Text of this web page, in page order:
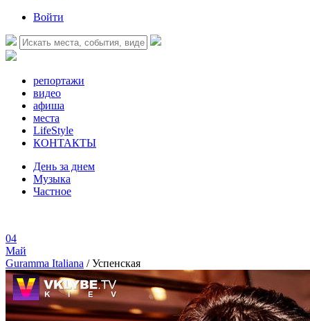
Войти
репортажи
видео
афиша
места
LifeStyle
КОНТАКТЫ
День за днем
Музыка
Частное
04
Май
Guramma Italiana /Успенская